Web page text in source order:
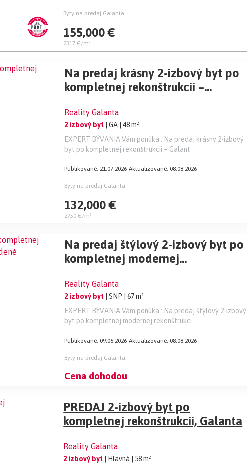
Byty na predaj Galanta
155,000 €
2317 €/m²
Na predaj krásny 2-izbový byt po
kompletnej rekonštrukcii –
Reality Galanta
2 izbový byt | GA
| 48 m²
EXPERT BÝVANIA Vám ponúka : Na predaj krásny 2-izbový
byt po kompletnej rekonštrukcii – Galant
Publikované: 21.07.2026 Aktualizované: 08.08.2026
Byty na predaj Galanta
132,000 €
2750 €/m²
Na predaj štýlový 2-izbový byt po
kompletnej modernej
Reality Galanta
2 izbový byt | SNP
| 67 m²
EXPERT BÝVANIA Vám ponúka : Na predaj štýlový 2-izbový
byt po kompletnej modernej rekonštrukci
Publikované: 09.06.2026 Aktualizované: 08.08.2026
Byty na predaj Galanta
Cena dohodou
PREDAJ 2-izbový byt po
kompletnej rekonštrukcii, Galanta
Reality Galanta
2 izbový byt | Hlavná | 58 m²